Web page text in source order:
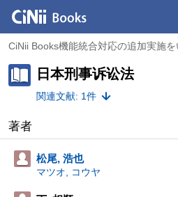
CiNii Books機能統合対応の追加実施を
日本刑事诉讼法
関連文献: 1件
著者
松尾, 浩也
マツオ, コウヤ